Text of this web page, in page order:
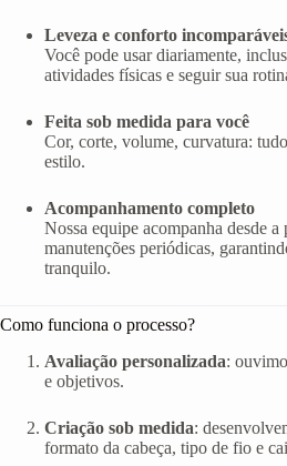
Leveza e conforto
Você pode usar diariamente,
atividades físicas e seguir sua
Feita sob medida para você
Cor, corte, volume, curvatura:
estilo.
Acompanhamento completo
Nossa equipe acompanha desde
manutenções periódicas,
tranquilo.
Como funciona o processo?
Avaliação personalizada:
e objetivos.
Criação sob medida:
formato da cabeça, tipo de fio e